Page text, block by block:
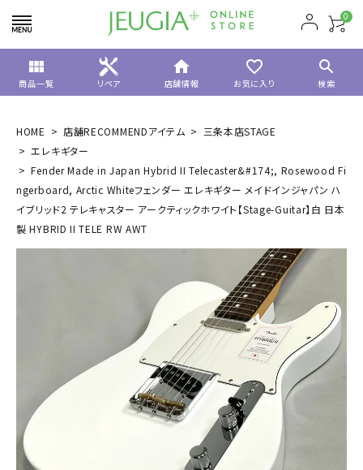
0
view_module
商品一覧 リペア
home
店舗情報
favorite_border
お気に入り
search
検索
HOME 店舗RECOMMENDアイテム
三条本店STAGE
エレキギター
Fender Made in Japan Hybrid II Telecaster&#174;, Rosewood Fi
ngerboard, Arctic Whiteフェンダー エレキギター メイドインジャパン ハ
イブリッド2 テレキャスター アークティックホワイト【Stage-Guitar】白 日本
製 HYBRID II TELE RW AWT